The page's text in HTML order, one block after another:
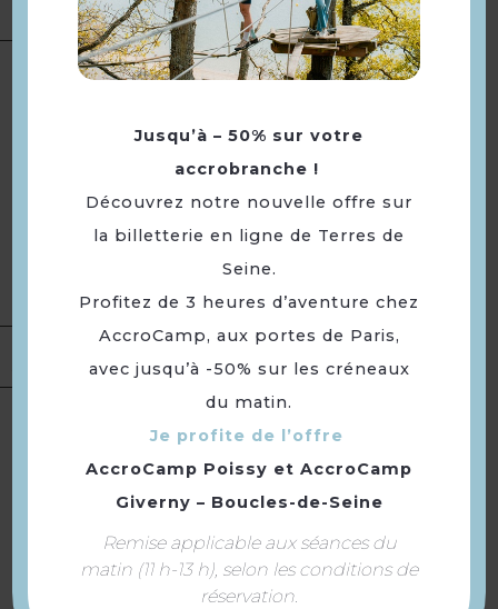
réservation
01 39 79 22 64
Ouvert tous les jours
de 12h à 13h15 et de 19h30 à
13h15 et de 19h30 à 21h15.
Sauf lundi et dimanche.
Jeudi soir fermé, le restaurant
Location de
Langue(s) parlée(s) :
À voir aussi ...
Jusqu’à – 50% sur votre
accrobranche !
Découvrez notre nouvelle offre sur
la billetterie en ligne de Terres de
Seine.
Profitez de 3 heures d’aventure chez
AccroCamp, aux portes de Paris,
avec jusqu’à -50% sur les créneaux
du matin.
Je profite de l’offre
AccroCamp Poissy et AccroCamp
Giverny – Boucles-de-Seine
Remise applicable aux séances du
matin (11 h-13 h), selon les conditions de
réservation.